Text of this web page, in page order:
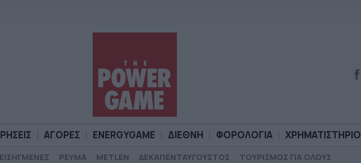
ΑΓΟΡΕΣ ENERGYGAME ΔΙΕΘΝΗ ΦΟΡΟΛΟΓΙΑ ΧΡΗΜΑΤΙΣΤΗΡΙΟ
ΕΙΣΗΓΜΕΝΕΣ ΡΕΥΜΑ METLEN ΔΕΚΑΠΕΝΤΑΥΓΟΥΣΤΟΣ ΤΟΥΡΙΣΜΟΣ ΓΙΑ ΟΛΟΥΣ